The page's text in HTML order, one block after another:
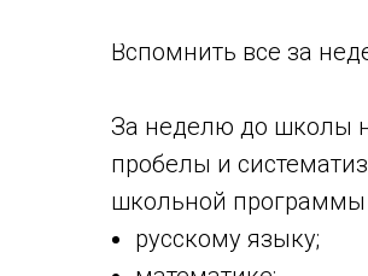
Вспомнить всё за
За неделю до школы
пробелы и
школьной программы
русскому языку;